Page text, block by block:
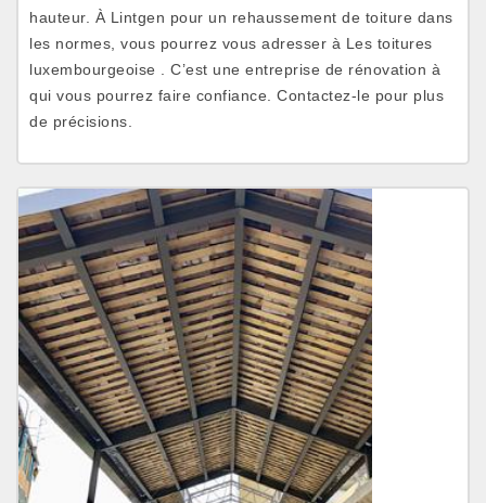
hauteur. À Lintgen pour un rehaussement de toiture dans
les normes, vous pourrez vous adresser à Les toitures
luxembourgeoise . C’est une entreprise de rénovation à
qui vous pourrez faire confiance. Contactez-le pour plus
de précisions.